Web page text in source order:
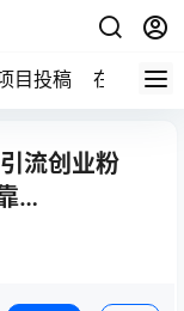
目投稿 在线工具
流创业粉
…